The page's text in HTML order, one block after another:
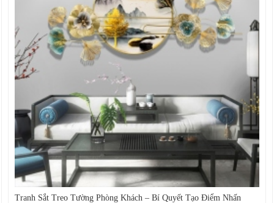
Tranh Sắt Treo Tường Phòng Khách – Bí Quyết Tạo Điểm Nhấn